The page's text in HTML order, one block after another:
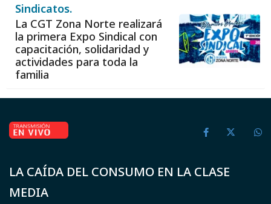
Sindicatos.
La CGT Zona Norte realizará
la primera Expo Sindical con
capacitación, solidaridad y
actividades para toda la
familia
LA CAÍDA DEL CONSUMO EN LA CLASE
MEDIA